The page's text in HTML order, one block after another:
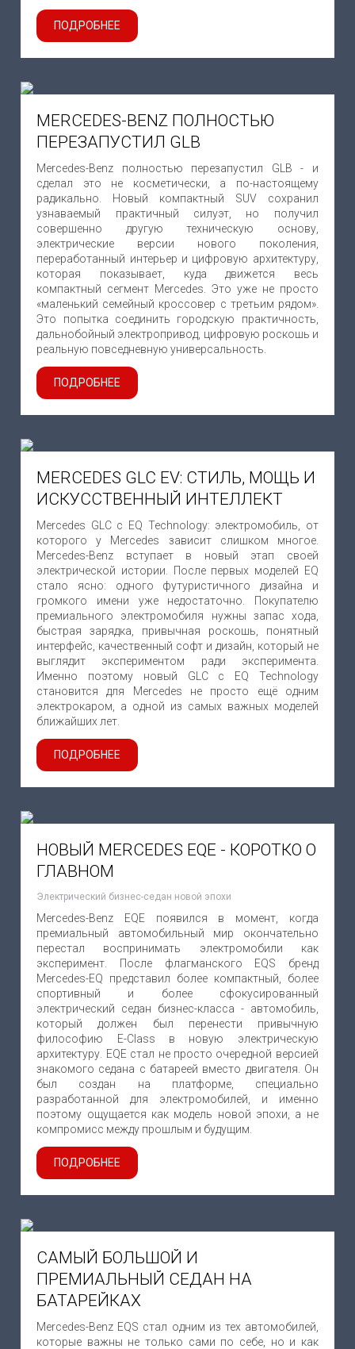
ПОДРОБНЕЕ
MERCEDES-BENZ ПОЛНОСТЬЮ
ПЕРЕЗАПУСТИЛ GLB
Mercedes-Benz полностью перезапустил GLB - и
сделал это не косметически, а по-настоящему
радикально. Новый компактный SUV сохранил
узнаваемый практичный силуэт, но получил
совершенно другую техническую основу,
электрические версии нового поколения,
переработанный интерьер и цифровую архитектуру,
которая показывает, куда движется весь
компактный сегмент Mercedes. Это уже не просто
«маленький семейный кроссовер с третьим рядом».
Это попытка соединить городскую практичность,
дальнобойный электропривод, цифровую роскошь и
реальную повседневную универсальность.
ПОДРОБНЕЕ
MERCEDES GLC EV: СТИЛЬ, МОЩЬ И
ИСКУССТВЕННЫЙ ИНТЕЛЛЕКТ
Mercedes GLC с EQ Technology: электромобиль, от
которого у Mercedes зависит слишком многое.
Mercedes-Benz вступает в новый этап своей
электрической истории. После первых моделей EQ
стало ясно: одного футуристичного дизайна и
громкого имени уже недостаточно. Покупателю
премиального электромобиля нужны запас хода,
быстрая зарядка, привычная роскошь, понятный
интерфейс, качественный софт и дизайн, который не
выглядит экспериментом ради эксперимента.
Именно поэтому новый GLC с EQ Technology
становится для Mercedes не просто ещё одним
электрокаром, а одной из самых важных моделей
ближайших лет.
ПОДРОБНЕЕ
НОВЫЙ MERCEDES EQE - КОРОТКО О
ГЛАВНОМ
Электрический бизнес-седан новой эпохи
Mercedes-Benz EQE появился в момент, когда
премиальный автомобильный мир окончательно
перестал воспринимать электромобили как
эксперимент. После флагманского EQS бренд
Mercedes-EQ представил более компактный, более
спортивный и более сфокусированный
электрический седан бизнес-класса - автомобиль,
который должен был перенести привычную
философию E-Class в новую электрическую
архитектуру. EQE стал не просто очередной версией
знакомого седана с батареей вместо двигателя. Он
был создан на платформе, специально
разработанной для электромобилей, и именно
поэтому ощущается как модель новой эпохи, а не
компромисс между прошлым и будущим.
ПОДРОБНЕЕ
САМЫЙ БОЛЬШОЙ И
ПРЕМИАЛЬНЫЙ СЕДАН НА
БАТАРЕЙКАХ
Mercedes-Benz EQS стал одним из тех автомобилей,
которые важны не только сами по себе, но и как